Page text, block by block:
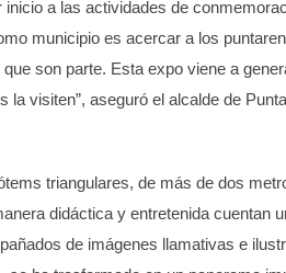
inicio a las actividades de
municipio es acercar a los
son parte. Esta expo viene a
la visiten”, aseguró el alcalde de
triangulares, de más de dos
didáctica y entretenida cuentan
de imágenes llamativas e